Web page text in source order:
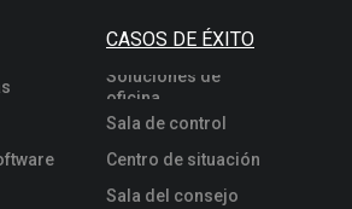
CASOS DE ÉXITO
Soluciones de
oficina
Sala de control
Centro de situación
Sala del consejo